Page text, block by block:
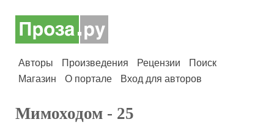
Авторы Произведения Рецензии
Поиск
Магазин
О портале Вход для авторов
Мимоходом - 25